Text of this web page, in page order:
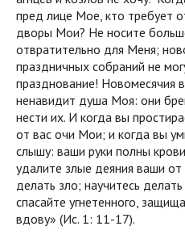
пред лице Мое, кто требует
дворы Мои? Не носите
отвратительно для Меня;
праздничных собраний не
празднование! Новомесячия
ненавидит душа Моя: они
нести их. И когда вы
от вас очи Мои; и когда вы
слышу: ваши руки полны
удалите злые деяния ваши
делать зло; научитесь
спасайте угнетенного,
вдову» (Ис. 1: 11-17).